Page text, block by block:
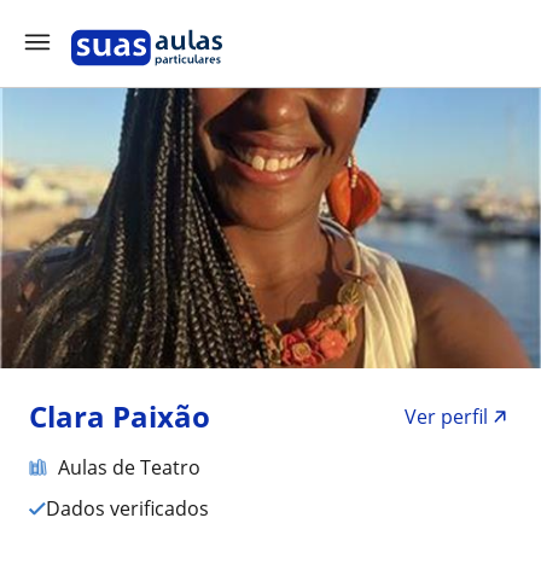
Clara Paixão
Ver perfil
Aulas de Teatro
Dados verificados